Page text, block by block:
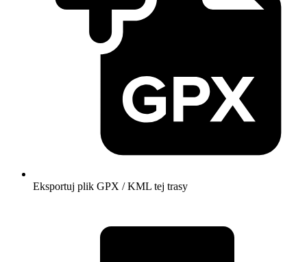
Eksportuj plik GPX / KML tej trasy